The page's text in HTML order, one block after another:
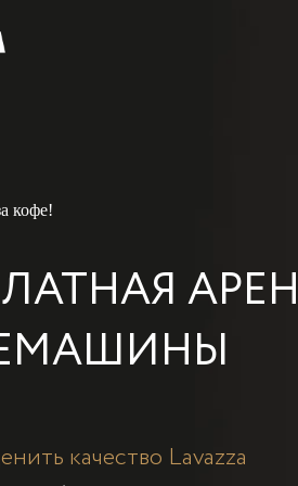
качество Lavazza
кофе!